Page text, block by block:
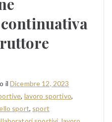
il Dicembre 12, 2023
, lavoro sportivo,
sport, sport